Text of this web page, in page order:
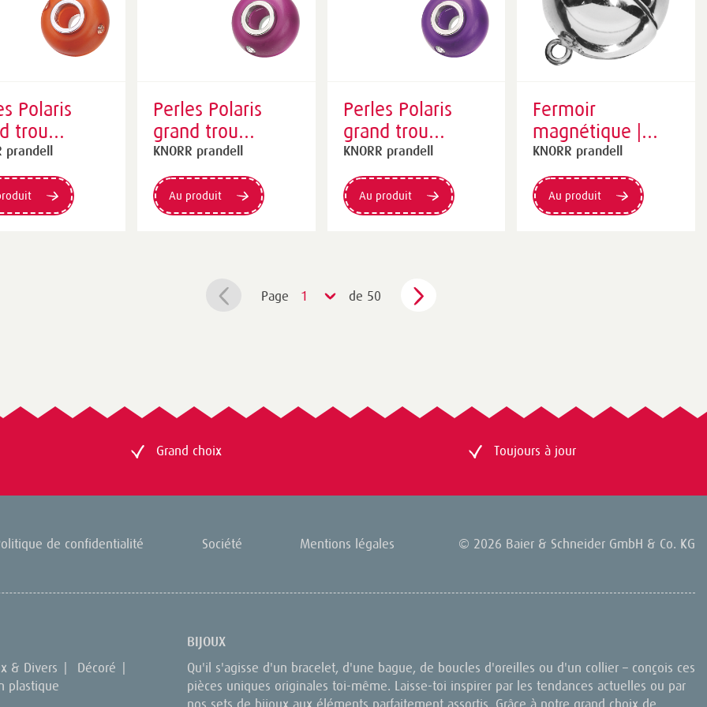
Polaris
trou
| Ø 14
orange
prandell
Perles Polaris
grand trou
assorties | Ø 14
mm, rose vif
KNORR prandell
Au produit
Perles Polaris
grand trou
assorties | Ø 14
mm, violine
KNORR prandell
Au produit
Fermoir
magnétique |
cylindrique, Ø 12
mm, argenté
brillant
KNORR prandell
Au produit
Page 1 de 50
Grand choix Toujours à jour
de confidentialité Société Mentions légales © 2026 Baier & Schneider GmbH & Co. KG
& Divers Décoré
plastique
BIJOUX
Qu'il s'agisse d'un bracelet, d'une bague, de boucles d'oreilles ou d'un collier – conçois ces
pièces uniques originales toi-même. Laisse-toi inspirer par les tendances actuelles ou par